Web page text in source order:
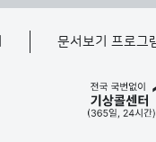
문서보기 프로그